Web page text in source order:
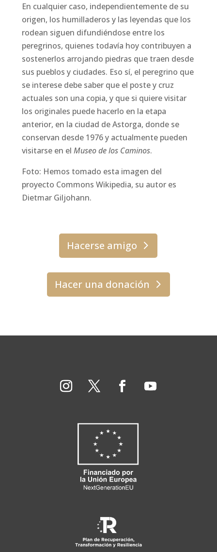
En cualquier caso, independientemente de su
origen, los humilladeros y las leyendas que los
rodean siguen difundiéndose entre los
peregrinos, quienes todavía hoy contribuyen a
sostenerlos arrojando piedras que traen desde
sus pueblos y ciudades. Eso sí, el peregrino que
se interese debe saber que el poste y cruz
actuales son una copia, y que si quiere visitar
los originales puede hacerlo en la etapa
anterior, en la ciudad de Astorga, donde se
conservan desde 1976 y actualmente pueden
visitarse en el Museo de los Caminos.
Foto: Hemos tomado esta imagen del
proyecto Commons Wikipedia, su autor es
Dietmar Giljohann.
Hacerse amigo
Hacer una donación